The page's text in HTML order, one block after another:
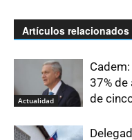
Artículos relacionados
Actualidad
37%
de